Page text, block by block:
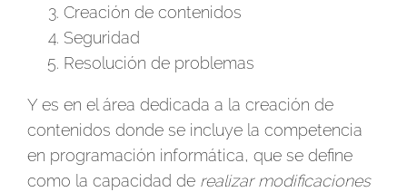
Creación de contenidos
Seguridad
Resolución de problemas
Y es en el área dedicada a la creación de
contenidos donde se incluye la competencia
en programación informática, que se define
como la capacidad de realizar modificaciones